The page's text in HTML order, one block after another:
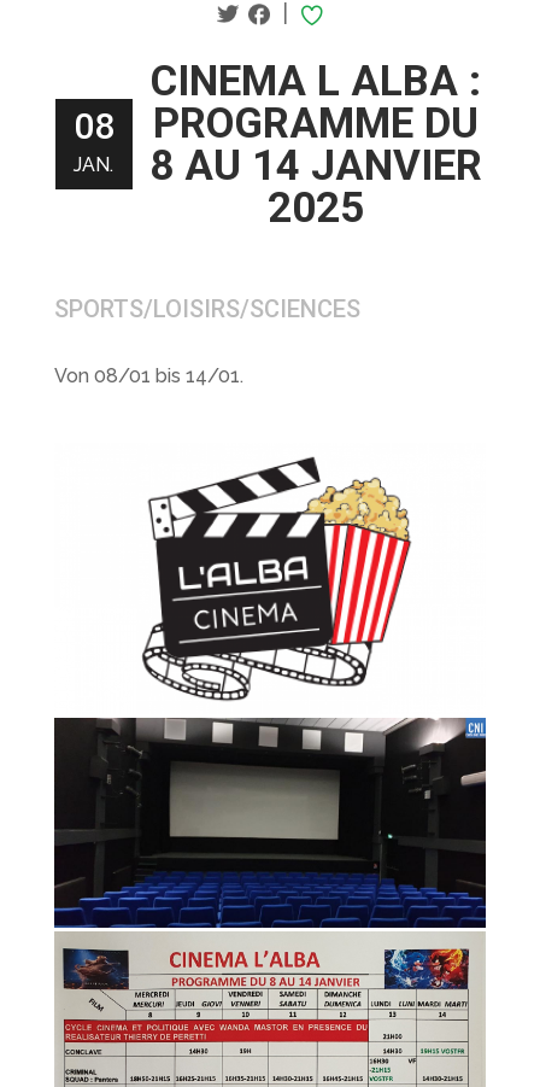
|
08
JAN.
CINEMA L ALBA :
PROGRAMME DU
8 AU 14 JANVIER
2025
SPORTS/LOISIRS/SCIENCES
Von 08/01 bis 14/01.